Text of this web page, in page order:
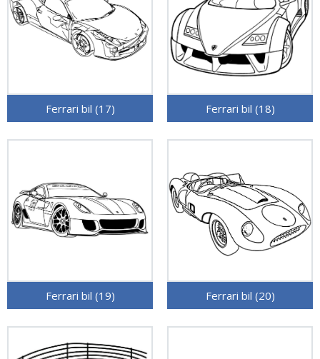
Ferrari bil (17) Ferrari bil (18)
Ferrari bil (19) Ferrari bil (20)